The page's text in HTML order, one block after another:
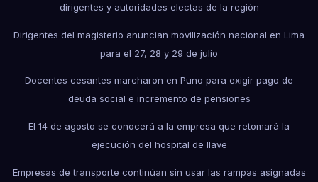
dirigentes y autoridades electas de la región
Dirigentes del magisterio anuncian movilización nacional en Lima
para el 27, 28 y 29 de julio
Docentes cesantes marcharon en Puno para exigir pago de
deuda social e incremento de pensiones
El 14 de agosto se conocerá a la empresa que retomará la
ejecución del hospital de Ilave
Empresas de transporte continúan sin usar las rampas asignadas